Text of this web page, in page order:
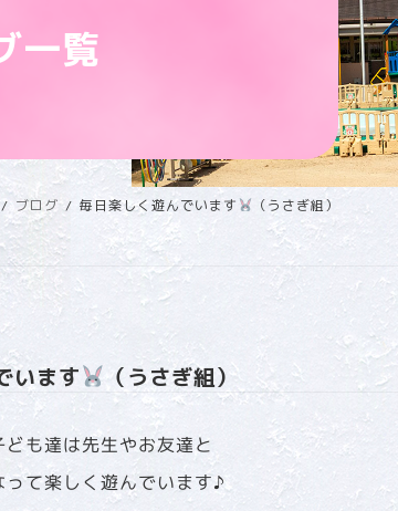
一覧
ブログ 毎日楽しく遊んでいます （うさぎ組）
います （うさぎ組）
も達は先生やお友達と
て楽しく遊んでいます♪